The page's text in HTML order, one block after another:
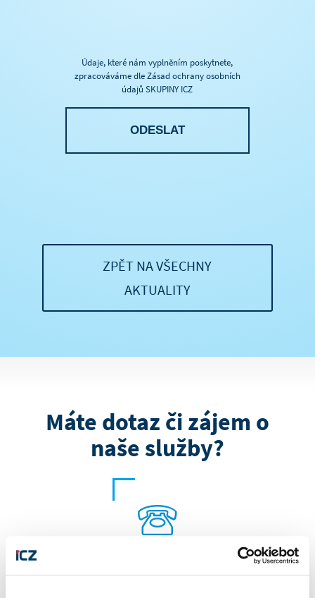
m
k
a
(
n
n
á
:
Údaje, které nám vyplněním poskytnete,
zpracováváme dle Zásad ochrany osobních
údajů SKUPINY ICZ
ZPĚT NA VŠECHNY
AKTUALITY
Máte dotaz či zájem o
naše služby?